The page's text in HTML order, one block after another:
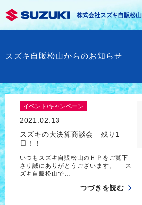
株式会社スズキ自販松山
スズキ自販松山からのお知らせ
イベント/キャンペーン
2021.02.13
スズキの大決算商談会 残り1
日！！
いつもスズキ自販松山のＨＰをご覧下
さり誠にありがとうございます。 ス
ズキ自販松山で…
つづきを読む